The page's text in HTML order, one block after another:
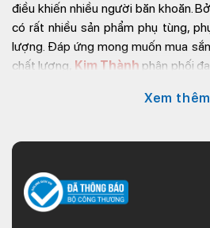
điều khiến nhiều người băn khoăn.
có rất nhiều sản phẩm phụ tùng,
lượng. Đáp ứng mong muốn mua
chất lượng, Kim Thành phân phối
để được tư vấn
Giới thiệu các
Xem thêm